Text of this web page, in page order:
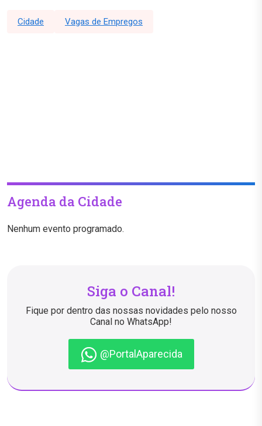
Cidade Vagas de Empregos
Agenda da Cidade
Nenhum evento programado.
Siga o Canal!
Fique por dentro das nossas novidades pelo nosso
Canal no WhatsApp!
@PortalAparecida